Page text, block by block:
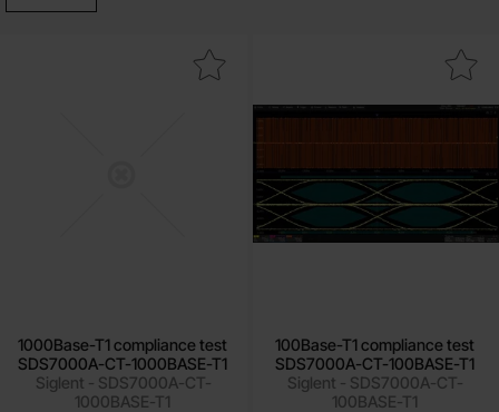
1000Base-T1 compliance test
SDS7000A-CT-1000BASE-T1
Siglent - SDS7000A-CT-
1000BASE-T1
T1 compliance test SDS7000A-CT-1000BASE-T1 som
100Base-T1 compliance test
SDS7000A-CT-100BASE-T1
Siglent - SDS7000A-CT-
100BASE-T1
Makera 100Base-T1 compliance test